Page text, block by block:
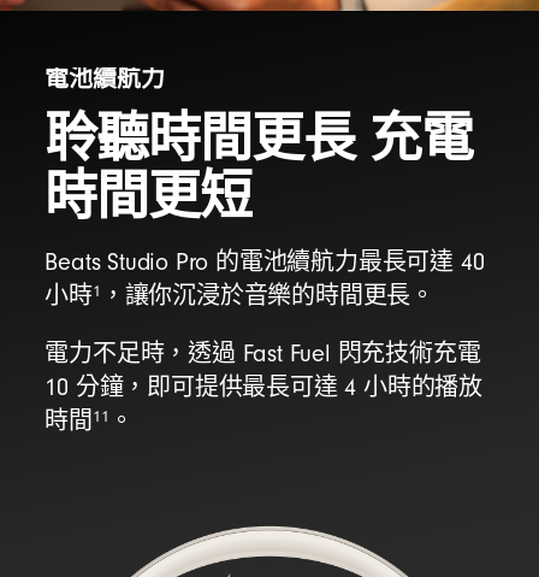
電池續航力
聆聽時間更長 充電
時間更短
Beats Studio Pro 的電池續航力最長可達 40
小時1 ，讓你沉浸於音樂的時間更長。
電力不足時，透過 Fast Fuel 閃充技術充電
10 分鐘，即可提供最長可達 4 小時的播放
時間 11 。